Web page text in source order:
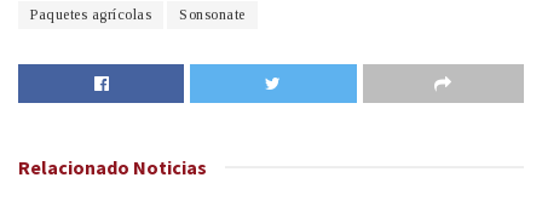
Paquetes agrícolas Sonsonate
Relacionado Noticias